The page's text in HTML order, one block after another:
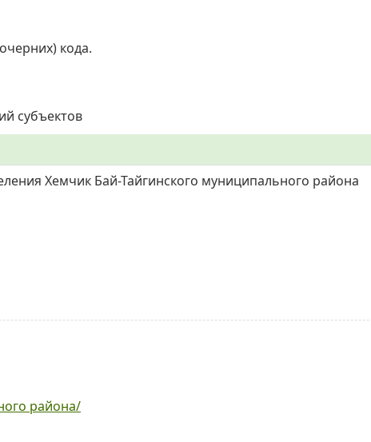
кода.
субъектов
Хемчик Бай-Тайгинского муниципального района
района/